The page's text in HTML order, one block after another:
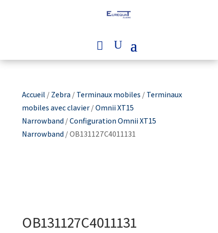
Accueil /Zebra/Terminaux mobiles /Terminaux
mobiles avec clavier/Omnii XT15
Narrowband/Configuration Omnii XT15
Narrowband/ OB131127C4011131
OB131127C4011131